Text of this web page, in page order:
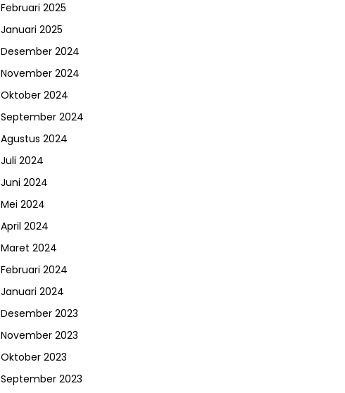
Februari 2025
Januari 2025
Desember 2024
November 2024
Oktober 2024
September 2024
Agustus 2024
Juli 2024
Juni 2024
Mei 2024
April 2024
Maret 2024
Februari 2024
Januari 2024
Desember 2023
November 2023
Oktober 2023
September 2023